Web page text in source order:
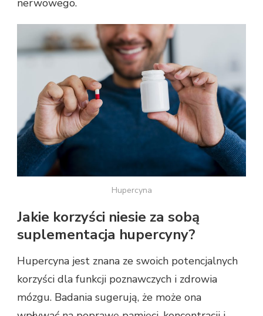
Hupercyna
Jakie korzyści niesie za sobą
suplementacja hupercyny?
Hupercyna jest znana ze swoich potencjalnych
korzyści dla funkcji poznawczych i zdrowia
mózgu. Badania sugerują, że może ona